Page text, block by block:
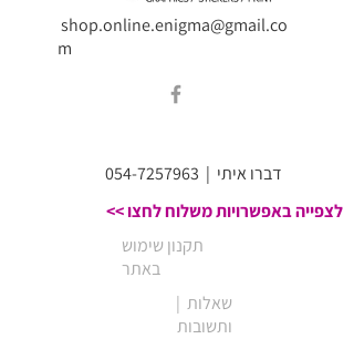
shop.online.enigma@gmail.co
m
054-7257963 | דברו איתי
לצפייה באפשרויות משלוח לחצו >>
תקנון שימוש
באתר
| שאלות
ותשובות